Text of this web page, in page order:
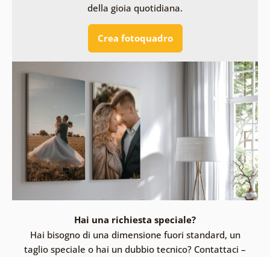
della gioia quotidiana.
Crea fotoquadro
Hai una richiesta speciale?
Hai bisogno di una dimensione fuori standard, un
taglio speciale o hai un dubbio tecnico? Contattaci –